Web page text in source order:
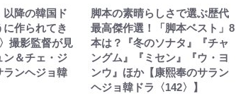
以降の韓国ド
作られてき
撮影監督が見
ン＆チェ・ジ
ランヘジョ韓
脚本の素晴らしさで選ぶ歴代
最高傑作選！「脚本ベスト」8
本は？『冬のソナタ』『チャ
ングム』『ミセン』『ウ・ヨ
ンウ』ほか【康熙奉のサラン
ヘジョ韓ドラ〈142〉】